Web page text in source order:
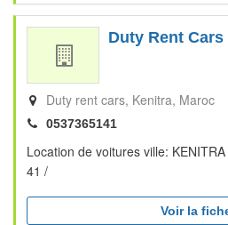
Duty Rent Cars
Duty rent cars Kenitra Maroc
0537365141
Location de voitures ville:
41 /
Voir la